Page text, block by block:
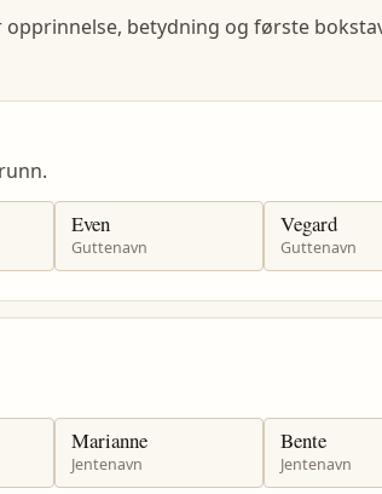
betydning og første
Even
Guttenavn
Vegard
Guttenavn
Marianne
Jentenavn
Bente
Jentenavn